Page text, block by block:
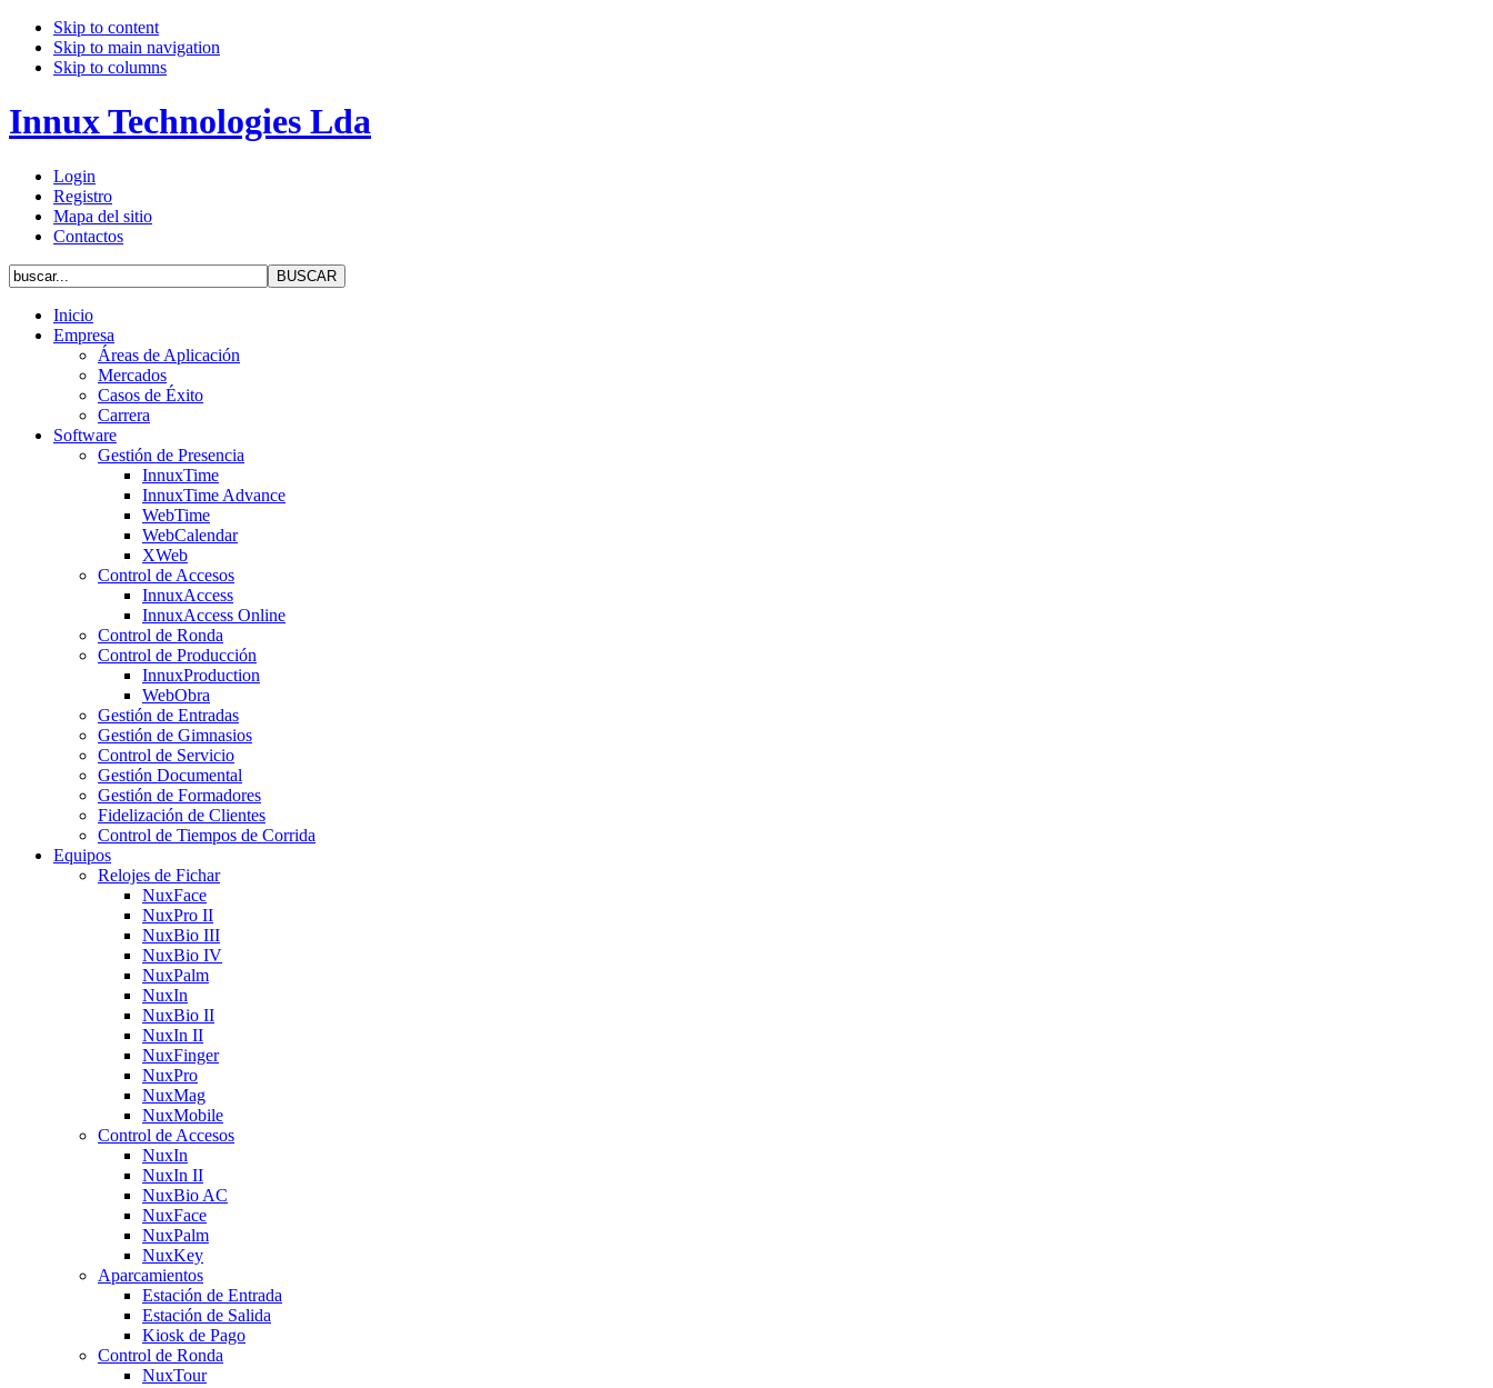
Skip to content
Skip to main navigation
Skip to columns
Innux Technologies Lda
Login
Registro
Mapa del sitio
Contactos
Inicio
Empresa
Áreas de Aplicación
Mercados
Casos de Éxito
Carrera
Software
Gestión de Presencia
InnuxTime
InnuxTime Advance
WebTime
WebCalendar
XWeb
Control de Accesos
InnuxAccess
InnuxAccess Online
Control de Ronda
Control de Producción
InnuxProduction
WebObra
Gestión de Entradas
Gestión de Gimnasios
Control de Servicio
Gestión Documental
Gestión de Formadores
Fidelización de Clientes
Control de Tiempos de Corrida
Equipos
Relojes de Fichar
NuxFace
NuxPro II
NuxBio III
NuxBio IV
NuxPalm
NuxIn
NuxBio II
NuxIn II
NuxFinger
NuxPro
NuxMag
NuxMobile
Control de Accesos
NuxIn
NuxIn II
NuxBio AC
NuxFace
NuxPalm
NuxKey
Aparcamientos
Estación de Entrada
Estación de Salida
Kiosk de Pago
Control de Ronda
NuxTour